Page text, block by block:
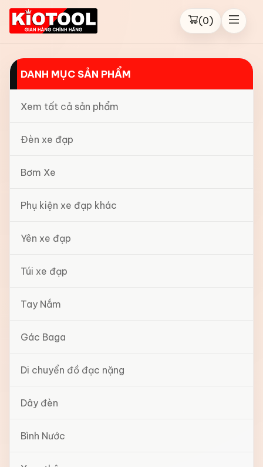
(0)
DANH MỤC SẢN PHẨM
Xem tất cả sản phẩm
Đèn xe đạp
Bơm Xe
Phụ kiện xe đạp khác
Yên xe đạp
Túi xe đạp
Tay Nắm
Gác Baga
Di chuyển đồ đạc nặng
Dây đèn
Bình Nước